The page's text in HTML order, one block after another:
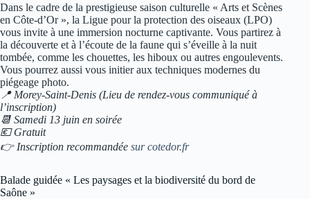
Dans le cadre de la prestigieuse saison culturelle « Arts et Scènes
en Côte-d’Or », la Ligue pour la protection des oiseaux (LPO)
vous invite à une immersion nocturne captivante. Vous partirez à
la découverte et à l’écoute de la faune qui s’éveille à la nuit
tombée, comme les chouettes, les hiboux ou autres engoulevents.
Vous pourrez aussi vous initier aux techniques modernes du
piégeage photo.
📍 Morey-Saint-Denis (Lieu de rendez-vous communiqué à
l’inscription)
📆 Samedi 13 juin en soirée
💶 Gratuit
👉 Inscription recommandée sur cotedor.fr
Balade guidée « Les paysages et la biodiversité du bord de
Saône »